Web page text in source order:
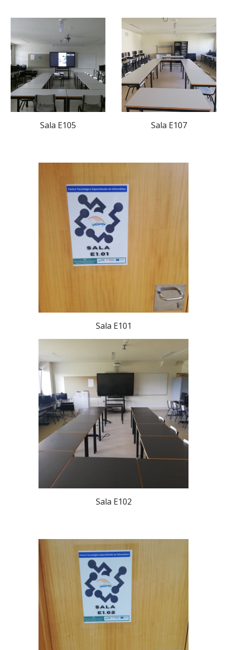
Sala E105 Sala E107
Sala E101
Sala E102